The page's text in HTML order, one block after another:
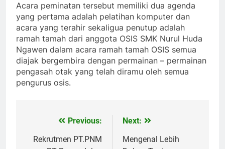
Acara peminatan tersebut memiliki dua agenda
yang pertama adalah pelatihan komputer dan
acara yang terahir sekaligua penutup adalah
ramah tamah dari anggota OSIS SMK Nurul Huda
Ngawen dalam acara ramah tamah OSIS semua
diajak bergembira dengan permainan – permainan
pengasah otak yang telah diramu oleh semua
pengurus osis.
Navigasi
pos
Previous:
Rekrutmen PT.PNM
Next:
Mengenal Lebih